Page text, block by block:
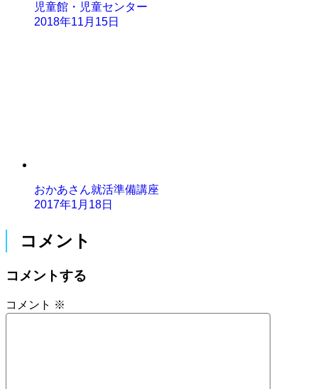
児童館・児童センター
2018年11月15日
おかあさん就活準備講座
2017年1月18日
コメント
コメントする
コメント ※